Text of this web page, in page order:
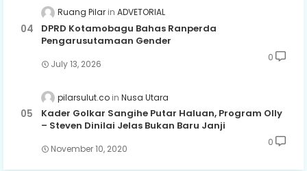
Ruang Pilar ADVETORIAL
DPRD Kotamobagu Bahas Ranperda
Pengarusutamaan Gender
July 13, 2026
0
pilarsulut.co Nusa Utara
Kader Golkar Sangihe Putar Haluan, Program Olly
– Steven Dinilai Jelas Bukan Baru Janji
November 10, 2020
0